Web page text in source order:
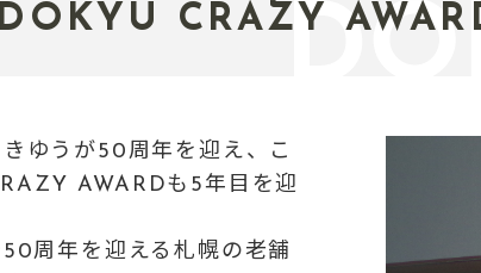
CRAZY
ゆうが50周年を迎え、こ
AWARDも5年目を迎
周年を迎える札幌の老舗